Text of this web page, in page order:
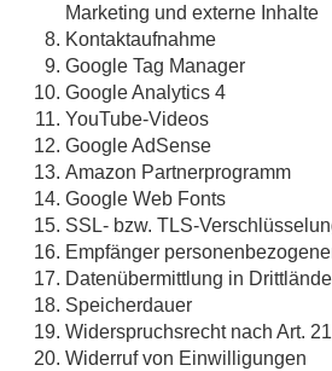
Marketing und externe Inhalte
Kontaktaufnahme
Google Tag Manager
Google Analytics 4
YouTube-Videos
Google AdSense
Amazon Partnerprogramm
Google Web Fonts
SSL- bzw. TLS-
Empfänger
Datenübermittlung in
Speicherdauer
Widerspruchsrecht nach Art.
Widerruf von Einwilligungen